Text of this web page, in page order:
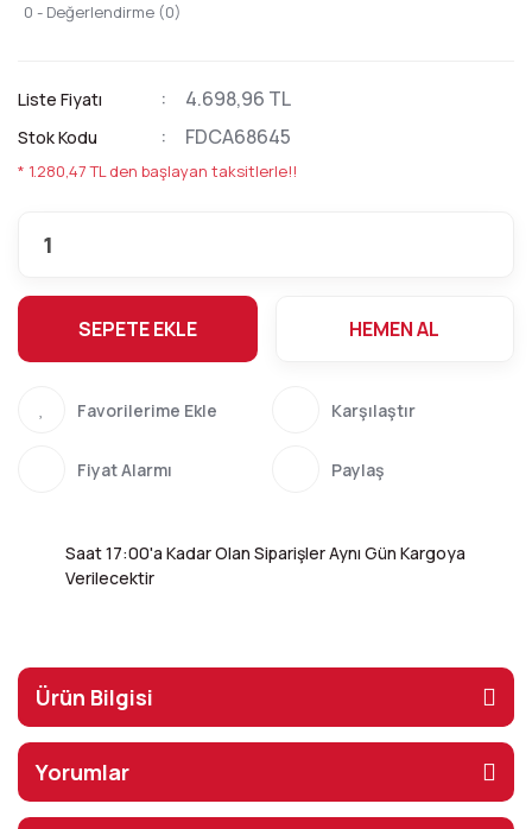
0 - Değerlendirme (0)
Liste Fiyatı 4.698,96 TL
Stok Kodu FDCA68645
* 1.280,47 TL den başlayan taksitlerle!!
SEPETE EKLE HEMEN AL
Karşılaştır
Fiyat Alarmı Paylaş
Saat 17:00'a Kadar Olan Siparişler Aynı Gün Kargoya
Verilecektir
Ürün Bilgisi
Yorumlar